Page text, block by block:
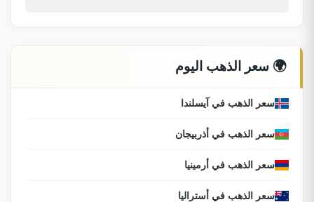
🌍 سعر الذهب اليوم
سعر الذهب في آيسلندا
سعر الذهب في أذربيجان
سعر الذهب في أرمينيا
سعر الذهب في أستراليا